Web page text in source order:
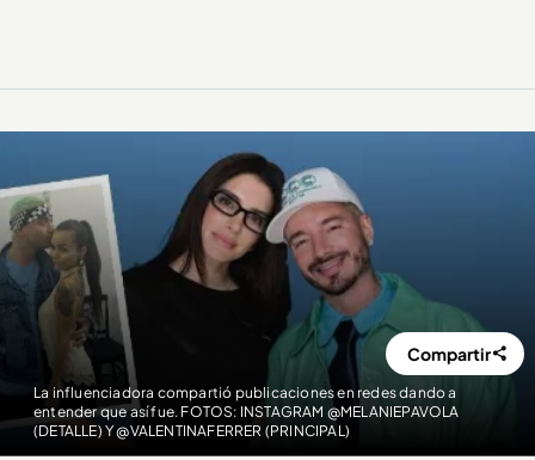
La influenciadora compartió publicaciones en redes dando a
entender que así fue. FOTOS: INSTAGRAM @MELANIEPAVOLA
(DETALLE) Y @VALENTINAFERRER (PRINCIPAL)
Compartir